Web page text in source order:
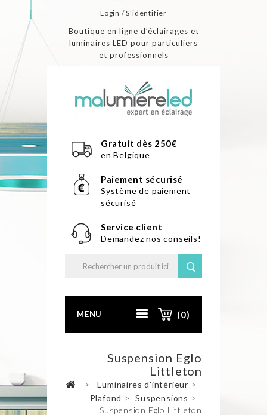
Login / S'identifier
Boutique en ligne d’éclairages et
luminaires LED pour particuliers
et professionnels
Gratuit dès 250€
en Belgique
Paiement sécurisé
Système de paiement
sécurisé
Service client
Demandez nos conseils!
MENU (0)
Suspension Eglo
Littleton
> Luminaires d'intérieur >
Plafond > Suspensions >
Suspension Eglo Littleton